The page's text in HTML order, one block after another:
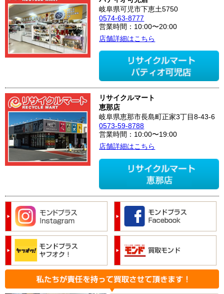
岐阜県可児市下恵土5750
0574-63-8777
営業時間：10:00〜20:00
店舗詳細はこちら
リサイクルマート
恵那店
岐阜県恵那市長島町正家3丁目8-43-6
0573-59-8788
営業時間：10:00〜19:00
店舗詳細はこちら